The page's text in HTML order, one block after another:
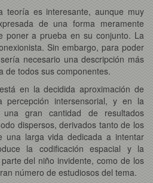
teoría es interesante, aunque muy
de una forma meramente
poner a prueba en su conjunto. La
Sin embargo, para poder
necesario una descripción más
de todos sus componentes.
en la decidida aproximación de
intersensorial, y en la
gran cantidad de resultados
dispersos, derivados tanto de los
una larga vida dedicada a intentar
la codificación espacial y la
del niño invidente, como de los
número de estudiosos del tema.